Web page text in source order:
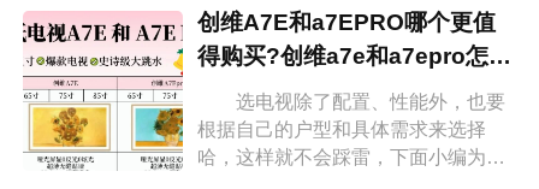
创维A7E和a7EPRO哪个更值
得购买?创维a7e和a7epro怎么
选电视除了配置、性能外，也要
根据自己的户型和具体需求来选择
哈，这样就不会踩雷，下面小编为大